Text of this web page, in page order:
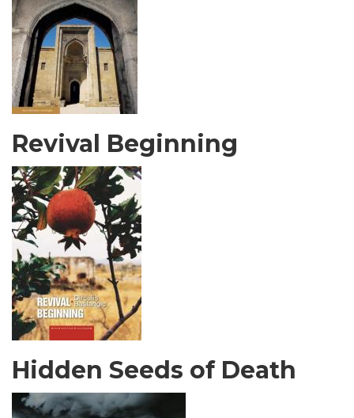
Revival Beginning
Hidden Seeds of Death